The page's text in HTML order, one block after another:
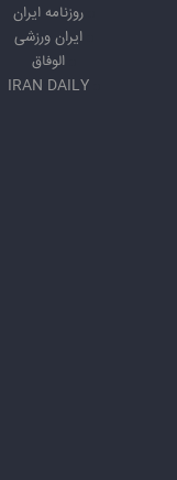
روزنامه ایران
ایران ورزشی
الوفاق
IRAN DAILY